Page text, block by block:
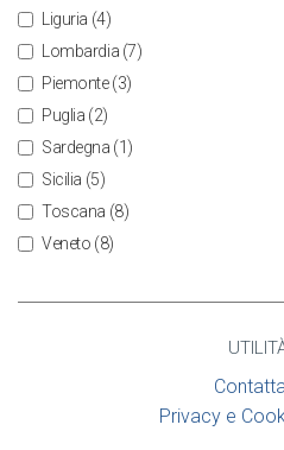
Liguria (4)
Lombardia (7)
Piemonte (3)
Puglia (2)
Sardegna (1)
Sicilia (5)
Toscana (8)
Veneto (8)
Privacy e